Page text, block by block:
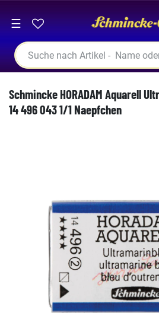
☰
Schmincke HORADAM Aquarell
14 496 043 1/1 Naepfchen